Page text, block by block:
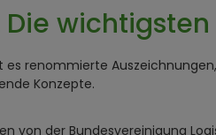
Die
renommierte
Konzepte.
von der Bundesvereinigung